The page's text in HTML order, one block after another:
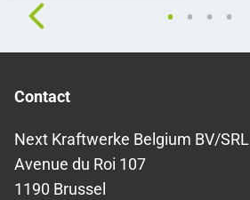
Contact
Next Kraftwerke Belgium BV/SRL
Avenue du Roi 107
1190 Brussel